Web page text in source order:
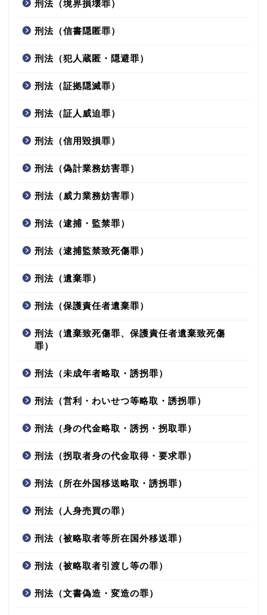
刑法（境界損壊罪）
刑法（信書隠匿罪）
刑法（犯人蔵匿・隠避罪）
刑法（証拠隠滅罪）
刑法（証人威迫罪）
刑法（信用毀損罪）
刑法（偽計業務妨害罪）
刑法（威力業務妨害罪）
刑法（逮捕・監禁罪）
刑法（逮捕監禁致死傷罪）
刑法（遺棄罪）
刑法（保護責任者遺棄罪）
刑法（遺棄致死傷罪、保護責任者遺棄致死傷
罪）
刑法（未成年者略取・誘拐罪）
刑法（営利・わいせつ等略取・誘拐罪）
刑法（身の代金略取・誘拐・拐取罪）
刑法（拐取者身の代金取得・要求罪）
刑法（所在外国移送略取・誘拐罪）
刑法（人身売買の罪）
刑法（被略取者等所在国外移送罪）
刑法（被略取者引渡し等の罪）
刑法（文書偽造・変造の罪）